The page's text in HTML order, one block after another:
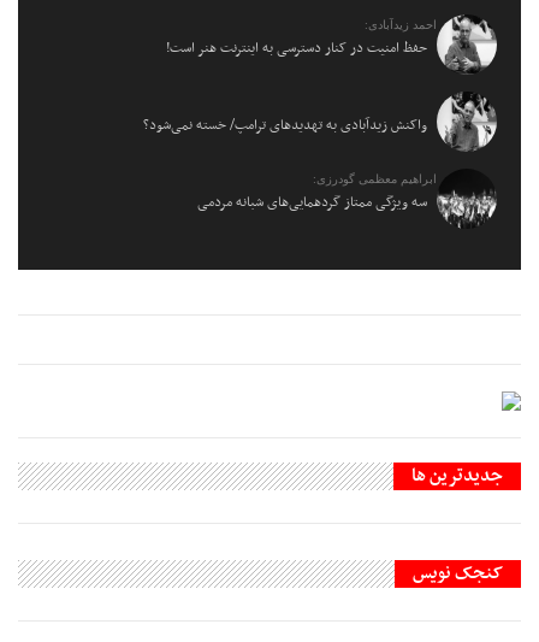
احمد زیدآبادی:
حفظ امنیت در کنار دسترسی به اینترنت هنر است!
واکنش زیدآبادی به تهدیدهای ترامپ/ خسته نمی‌شود؟
ابراهیم معظمی گودرزی:
سه ویژگی ممتاز گردهمایی‌های شبانه مردمی
جديدترين ها
کنجک نویس